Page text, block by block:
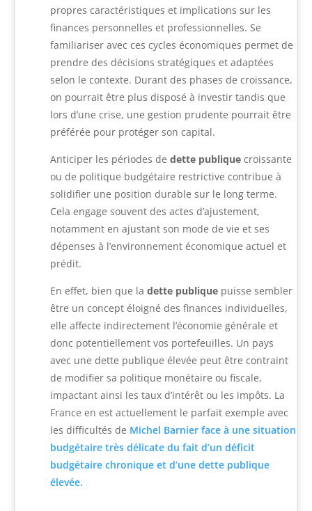
propres caractéristiques et implications sur les
finances personnelles et professionnelles. Se
familiariser avec ces cycles économiques permet de
prendre des décisions stratégiques et adaptées
selon le contexte. Durant des phases de croissance,
on pourrait être plus disposé à investir tandis que
lors d’une crise, une gestion prudente pourrait être
préférée pour protéger son capital.
Anticiper les périodes dedette publique croissante
ou de politique budgétaire restrictive contribue à
solidifier une position durable sur le long terme.
Cela engage souvent des actes d’ajustement,
notamment en ajustant son mode de vie et ses
dépenses à l’environnement économique actuel et
prédit.
En effet, bien que ladette publique puisse sembler
être un concept éloigné des finances individuelles,
elle affecte indirectement l’économie générale et
donc potentiellement vos portefeuilles. Un pays
avec une dette publique élevée peut être contraint
de modifier sa politique monétaire ou fiscale,
impactant ainsi les taux d’intérêt ou les impôts. La
France en est actuellement le parfait exemple avec
les difficultés de Michel Barnier face à une situation
budgétaire très délicate du fait d’un déficit
budgétaire chronique et d’une dette publique
élevée.